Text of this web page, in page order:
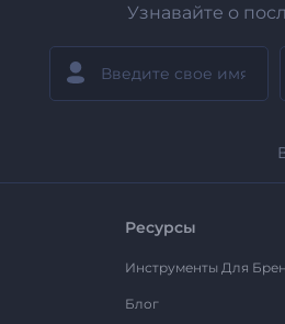
Узнавайте о
Ресурсы
Инструменты Для
Блог